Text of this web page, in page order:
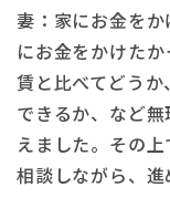
妻：家にお金を
にお金をかけた
賃と比べてどう
できるか、など
えました。その
相談しながら、進